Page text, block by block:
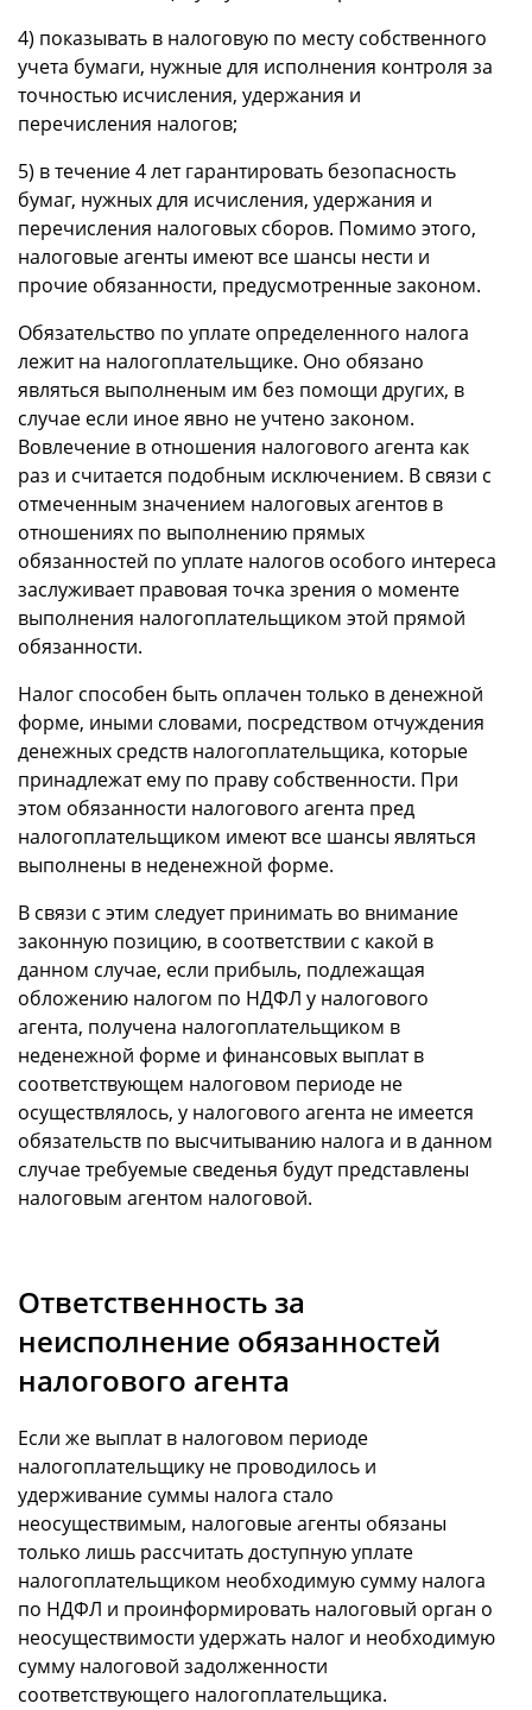
4) показывать в налоговую по месту собственного
учета бумаги, нужные для исполнения контроля за
точностью исчисления, удержания и
перечисления налогов;
5) в течение 4 лет гарантировать безопасность
бумаг, нужных для исчисления, удержания и
перечисления налоговых сборов. Помимо этого,
налоговые агенты имеют все шансы нести и
прочие обязанности, предусмотренные законом.
Обязательство по уплате определенного налога
лежит на налогоплательщике. Оно обязано
являться выполненым им без помощи других, в
случае если иное явно не учтено законом.
Вовлечение в отношения налогового агента как
раз и считается подобным исключением. В связи с
отмеченным значением налоговых агентов в
отношениях по выполнению прямых
обязанностей по уплате налогов особого интереса
заслуживает правовая точка зрения о моменте
выполнения налогоплательщиком этой прямой
обязанности.
Налог способен быть оплачен только в денежной
форме, иными словами, посредством отчуждения
денежных средств налогоплательщика, которые
принадлежат ему по праву собственности. При
этом обязанности налогового агента пред
налогоплательщиком имеют все шансы являться
выполнены в неденежной форме.
В связи с этим следует принимать во внимание
законную позицию, в соответствии с какой в
данном случае, если прибыль, подлежащая
обложению налогом по НДФЛ у налогового
агента, получена налогоплательщиком в
неденежной форме и финансовых выплат в
соответствующем налоговом периоде не
осуществлялось, у налогового агента не имеется
обязательств по высчитыванию налога и в данном
случае требуемые сведенья будут представлены
налоговым агентом налоговой.
Ответственность за
неисполнение обязанностей
налогового агента
Если же выплат в налоговом периоде
налогоплательщику не проводилось и
удерживание суммы налога стало
неосуществимым, налоговые агенты обязаны
только лишь рассчитать доступную уплате
налогоплательщиком необходимую сумму налога
по НДФЛ и проинформировать налоговый орган о
неосуществимости удержать налог и необходимую
сумму налоговой задолженности
соответствующего налогоплательщика.